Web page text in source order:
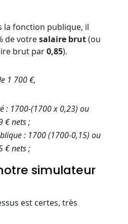
la fonction publique, il
de votresalaire brut(ou
brut par0,85).
1 700 €,
: 1700-(1700 x 0,23) ou
€ nets ;
: 1700 (1700-0,15) ou
€ nets ;
simulateur
est certes, très